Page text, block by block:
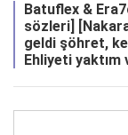
Batuflex &
sözleri]
geldi şöhret,
Ehliyeti